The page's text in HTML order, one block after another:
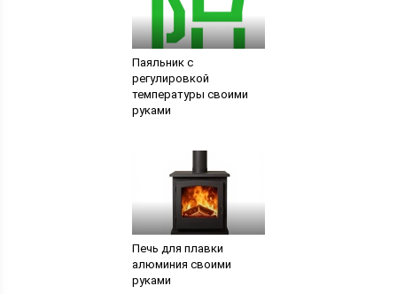
Паяльник с
регулировкой
температуры своими
руками
Печь для плавки
алюминия своими
руками